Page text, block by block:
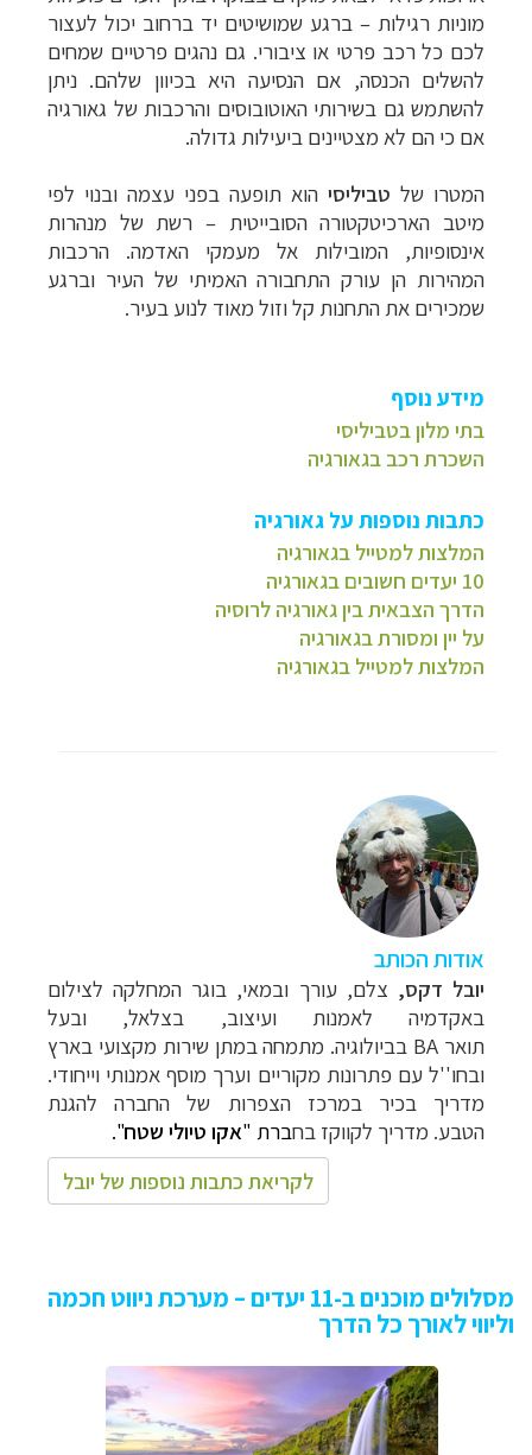
מוניות רגילות – ברגע שמושיטים יד ברחוב יכול לעצור
לכם כל רכב פרטי או ציבורי. גם נהגים פרטיים שמחים
להשלים הכנסה, אם הנסיעה היא בכיוון שלהם. ניתן
להשתמש גם בשירותי האוטובוסים והרכבות של גאורגיה
אם כי הם לא מצטיינים ביעילות גדולה.
המטרו של טביליסי הוא תופעה בפני עצמה ובנוי לפי
מיטב הארכיטקטורה הסובייטית – רשת של מנהרות
אינסופיות, המובילות אל מעמקי האדמה. הרכבות
המהירות הן עורק התחבורה האמיתי של העיר וברגע
שמכירים את התחנות קל וזול מאוד לנוע בעיר.
מידע נוסף
בתי מלון בטביליסי
השכרת רכב בגאורגיה
כתבות נוספות על גאורגיה
המלצות למטייל בגאורגיה
10 יעדים חשובים בגאורגיה
הדרך הצבאית בין גאורגיה לרוסיה
על יין ומסורת בגאורגיה
המלצות למטייל בגאורגיה
אודות הכותב
יובל דקס, צלם, עורך ובמאי, בוגר המחלקה לצילום
באקדמיה לאמנות ועיצוב, בצלאל, ובעל
תואר BA בביולוגיה. מתמחה במתן שירות מקצועי בארץ
ובחו''ל עם פתרונות מקוריים וערך מוסף אמנותי וייחודי.
מדריך בכיר במרכז הצפרות של החברה להגנת
הטבע. מדריך לקווקז בחברת "אקו טיולי שטח".
לקריאת כתבות נוספות של יובל
מסלולים מוכנים ב-11 יעדים – מערכת ניווט חכמה
וליווי לאורך כל הדרך